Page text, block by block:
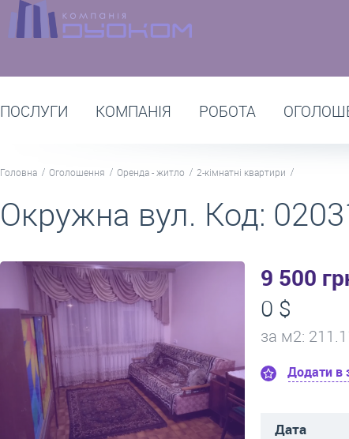
ПОСЛУГИ КОМПАНІЯ РОБОТА
Головна Оголошення Оренда - житло 2-кімнатні квартири
Окружна вул. Код:
9 500
0 $
за м2:
Додати в
Дата